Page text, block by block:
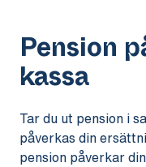
Pension
kassa
Tar du ut pension i
påverkas din
pension påverkar